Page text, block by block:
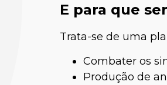
E para que
Trata-se de uma
Combater os
Produção de